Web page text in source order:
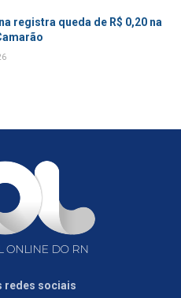
registra queda de R$ 0,20 na
redes sociais